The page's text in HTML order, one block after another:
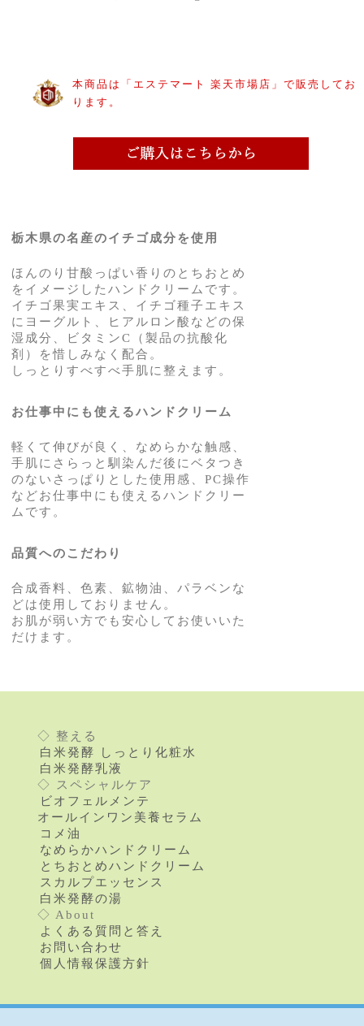
本商品は「エステマート 楽天市場店」で販売してお
ります。
栃木県の名産のイチゴ成分を使用
ほんのり甘酸っぱい香りのとちおとめ
をイメージしたハンドクリームです。
イチゴ果実エキス、イチゴ種子エキス
にヨーグルト、ヒアルロン酸などの保
湿成分、ビタミンC（製品の抗酸化
剤）を惜しみなく配合。
しっとりすべすべ手肌に整えます。
お仕事中にも使えるハンドクリーム
軽くて伸びが良く、なめらかな触感、
手肌にさらっと馴染んだ後にベタつき
のないさっぱりとした使用感、PC操作
などお仕事中にも使えるハンドクリー
ムです。
品質へのこだわり
合成香料、色素、鉱物油、パラベンな
どは使用しておりません。
お肌が弱い方でも安心してお使いいた
だけます。
◇ 整える
白米発酵 しっとり化粧水
白米発酵乳液
◇ スペシャルケア
ビオフェルメンテ
オールインワン美養セラム
コメ油
なめらかハンドクリーム
とちおとめハンドクリーム
スカルプエッセンス
白米発酵の湯
◇ About
よくある質問と答え
お問い合わせ
個人情報保護方針